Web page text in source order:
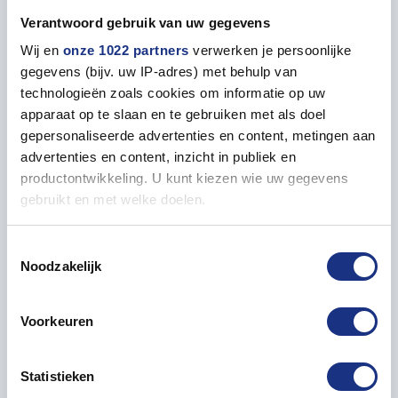
Verantwoord gebruik van uw gegevens
Wij en onze 1022 partners verwerken je persoonlijke
gegevens (bijv. uw IP-adres) met behulp van
technologieën zoals cookies om informatie op uw
apparaat op te slaan en te gebruiken met als doel
gepersonaliseerde advertenties en content, metingen aan
advertenties en content, inzicht in publiek en
productontwikkeling. U kunt kiezen wie uw gegevens
gebruikt en met welke doelen.
Informatie verzamelen over uw geografische locatie,
Uw apparaat identificeren door het actief te scannen
op specifieke eigenschappen (fingerprinting)
verwerkt en stel uw voorkeuren in het
detailgedeelte
in.
Noodzakelijk
Voorkeuren
Statistieken
Verpakkingsdoos lengte in mm
Verpakkingsdoos breedte in mm 33
Verpakkingsdoos hoogte in mm
Verpakt gewicht in gram 33